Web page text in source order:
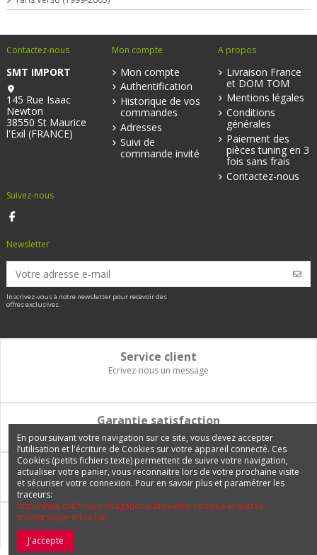
Contactez-nous
SMT IMPORT
145 Rue Isaac
Newton
38550 St Maurice
l'Exil (FRANCE)
Mon compte
Mon compte
Authentification
Historique de vos
commandes
Adresses
Suivi de
commande invité
A propos
Livraison France
et DOM TOM
Mentions légales
Conditions
générales
Paiement des
pièces tuning en 3
fois sans frais
Contactez-nous
Suivez-nous
Newsletter
Inscrivez-vous à notre newsletter pour recevoir des
offres exclusives.
Service client
Ecrivez-nous un message
Garantie satisfaction
Vous disposez de 14 jours pour changer d'avis et être remboursé
Paiement 100% sécurisé
Carte bancaire, PayPal, 3 fois sans frais, virement bancaire
Livraison Internationale
Expédition en France, en Europe et vers tous les DOM-TOM
En poursuivant votre navigation sur ce site, vous devez accepter
l’utilisation et l'écriture de Cookies sur votre appareil connecté. Ces
Cookies (petits fichiers texte) permettent de suivre votre navigation,
actualiser votre panier, vous reconnaitre lors de votre prochaine visite
et sécuriser votre connexion. Pour en savoir plus et paramétrer les
traceurs:
http://www.cnil.fr/vos-obligations/sites-web-cookies-et-autres-
traceurs/que-dit-la-loi/
J'accepte